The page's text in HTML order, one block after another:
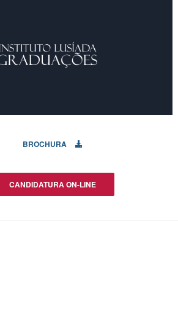
BROCHURA
CANDIDATURA ON-LINE